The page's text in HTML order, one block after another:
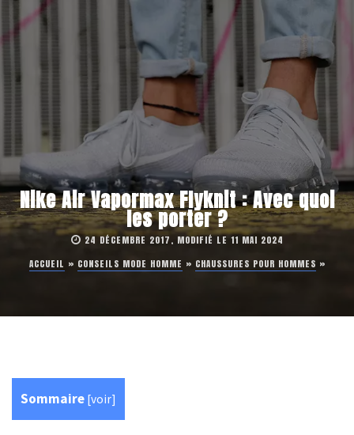
Nike Air Vapormax Flyknit : Avec quoi
les porter ?
24 DÉCEMBRE 2017, MODIFIÉ LE 11 MAI 2024
ACCUEIL » CONSEILS MODE HOMME » CHAUSSURES POUR HOMMES »
Sommaire [voir]